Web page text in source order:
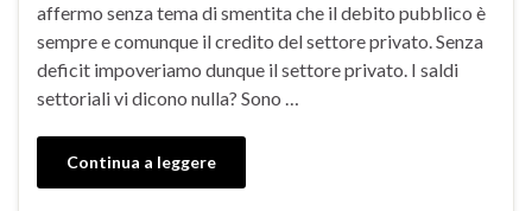
affermo senza tema di smentita che il debito pubblico è
sempre e comunque il credito del settore privato. Senza
deficit impoveriamo dunque il settore privato. I saldi
settoriali vi dicono nulla? Sono …
Continua a leggere